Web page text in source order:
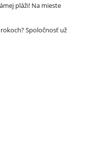
pláži! Na mieste
rokoch? Spoločnosť už